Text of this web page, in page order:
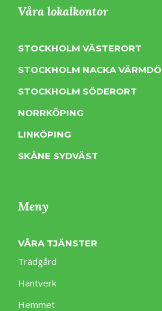
Våra lokalkontor
STOCKHOLM VÄSTERORT
STOCKHOLM NACKA VÄRMDÖ
STOCKHOLM SÖDERORT
NORRKÖPING
LINKÖPING
SKÅNE SYDVÄST
Meny
VÅRA TJÄNSTER
Trädgård
Hantverk
Hemmet